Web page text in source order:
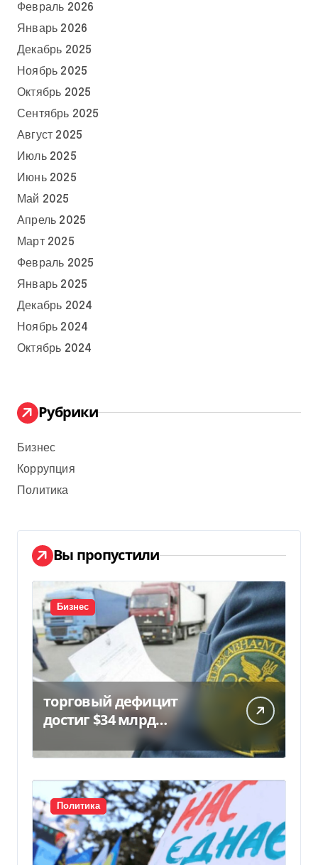
Февраль 2026
Январь 2026
Декабрь 2025
Ноябрь 2025
Октябрь 2025
Сентябрь 2025
Август 2025
Июль 2025
Июнь 2025
Май 2025
Апрель 2025
Март 2025
Февраль 2025
Январь 2025
Декабрь 2024
Ноябрь 2024
Октябрь 2024
Рубрики
Бизнес
Коррупция
Политика
Вы пропустили
Бизнес
торговый дефицит
достиг $34 млрд…
Политика